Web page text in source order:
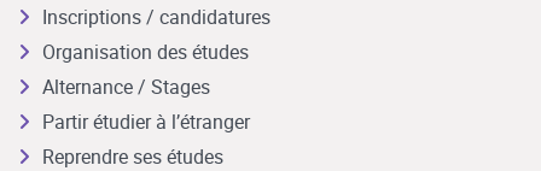
Inscriptions / candidatures
Organisation des études
Alternance / Stages
Partir étudier à l’étranger
Reprendre ses études